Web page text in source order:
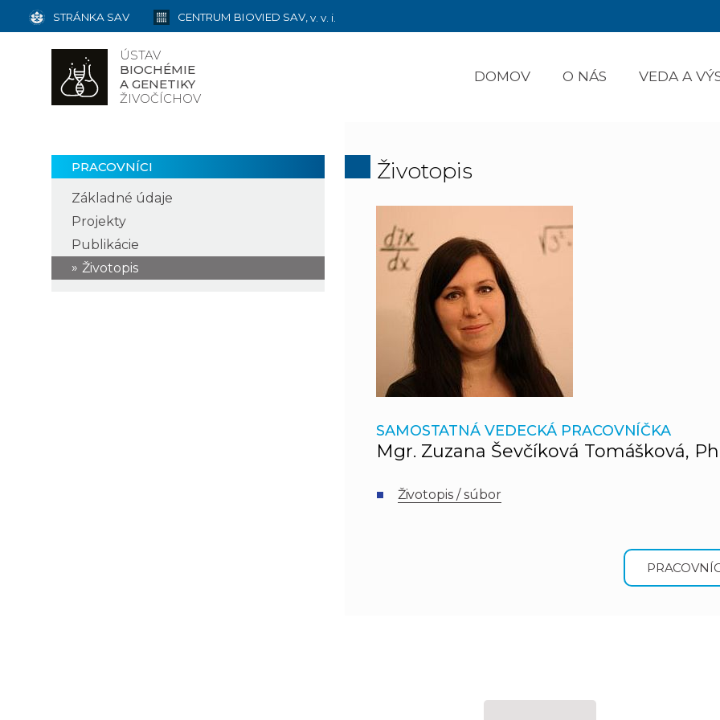
ÚSTAV
BIOCHÉMIE
A GENETIKY
ŽIVOČÍCHOV
DOMOV O NÁS VEDA A
STRÁNKA SAV CENTRUM BIOVIED SAV, v. v. i.
PRACOVNÍCI
Základné údaje
Projekty
Publikácie
Životopis
Životopis
SAMOSTATNÁ VEDECKÁ PRACOVNÍČKA
Mgr. Zuzana Ševčíková Tomášková,
Životopis / súbor